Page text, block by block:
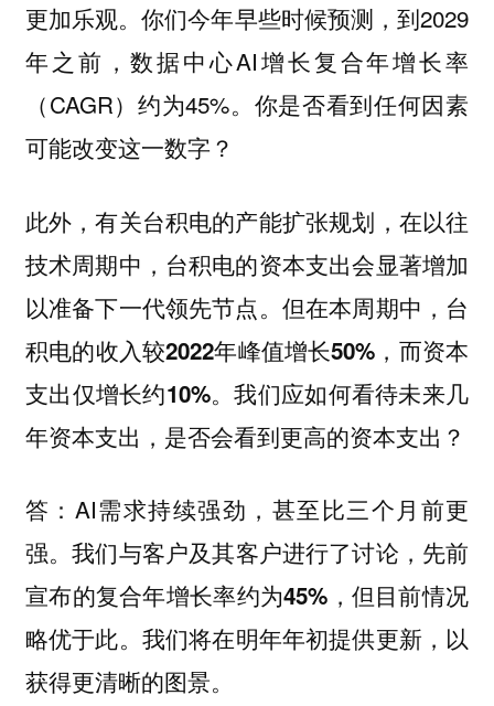
更加乐观。你们今年早些时候预测，到2029
年之前，数据中心AI增长复合年增长率
（CAGR）约为45%。你是否看到任何因素
可能改变这一数字？
此外，有关台积电的产能扩张规划，在以往
技术周期中，台积电的资本支出会显著增加
以准备下一代领先节点。但在本周期中， 台
积电的收入较2022年峰值增长50%，而资本
支出仅增长约10%。我们应如何看待未来几
年资本支出 ，是否会看到更高的资本支出？
答： AI需求持续强劲，甚至比三个月前更
强。我们与客户及其客户进行了讨论，先前
宣布的复合年增长率约为45%，但目前情况
略优于此。我们将在明年年初提供更新，以
获得更清晰的图景。